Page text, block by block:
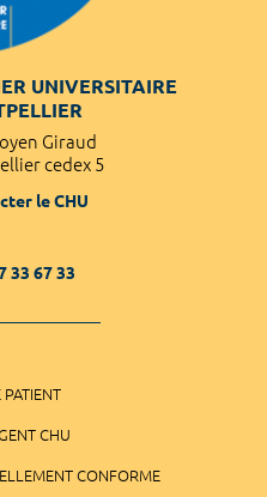
UNIVERSITAIRE
Giraud
cedex 5
le CHU
33 67 33
PATIENT
CHU
CONFORME